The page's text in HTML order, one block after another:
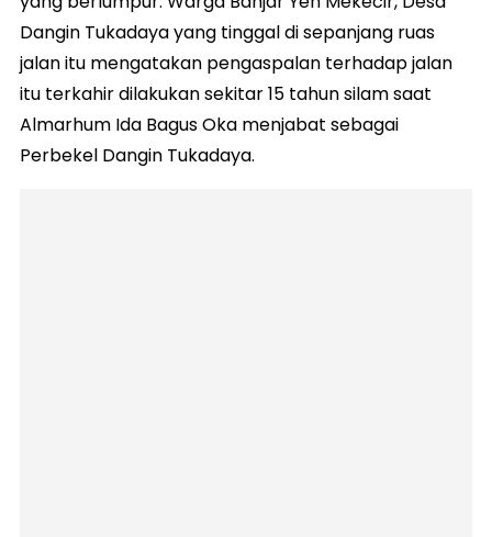
Dangin Tukadaya yang tinggal di sepanjang ruas
jalan itu mengatakan pengaspalan terhadap jalan
itu terkahir dilakukan sekitar 15 tahun silam saat
Almarhum Ida Bagus Oka menjabat sebagai
Perbekel Dangin Tukadaya.